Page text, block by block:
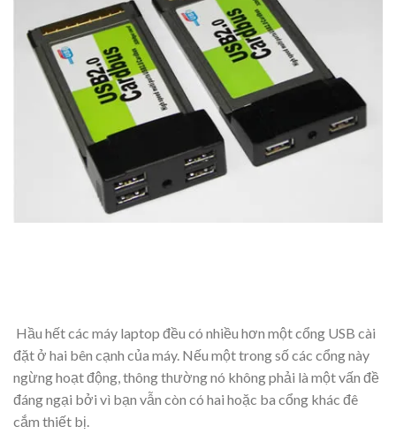
Hầu hết các máy laptop đều có nhiều hơn một cổng USB cài
đặt ở hai bên cạnh của máy. Nếu một trong số các cổng này
ngừng hoạt động, thông thường nó không phải là một vấn đề
đáng ngại bởi vì bạn vẫn còn có hai hoặc ba cổng khác đê
cắm thiết bị.